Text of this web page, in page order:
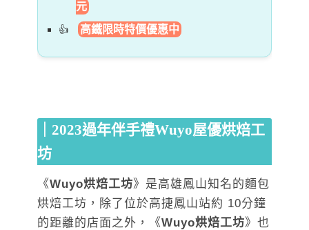
元
高鐵限時特價優惠中
｜2023過年伴手禮Wuyo屋優烘焙工
坊
《Wuyo烘焙工坊》是高雄鳳山知名的麵包
烘焙工坊，除了位於高捷鳳山站約 10分鐘
的距離的店面之外，《Wuyo烘焙工坊》也